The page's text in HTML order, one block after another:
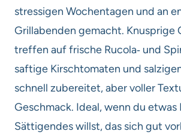
stressigen Wochentagen und an
Grillabenden gemacht. Knusprige
treffen auf frische Rucola‑ und
saftige Kirschtomaten und
schnell zubereitet, aber voller
Geschmack. Ideal, wenn du etwas
Sättigendes willst, das sich gut